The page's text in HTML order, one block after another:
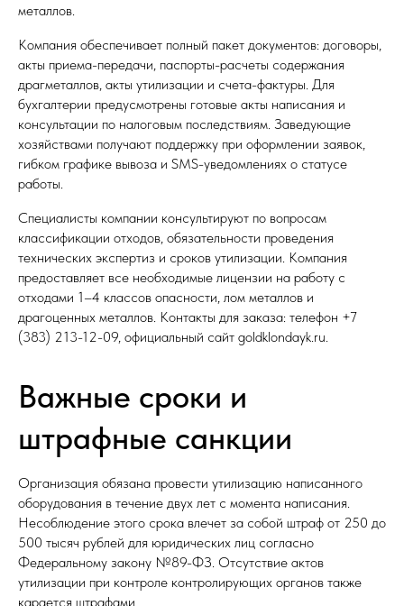
металлов.​
Компания обеспечивает полный пакет документов: договоры,
акты приема-передачи, паспорты-расчеты содержания
драгметаллов, акты утилизации и счета-фактуры. Для
бухгалтерии предусмотрены готовые акты написания и
консультации по налоговым последствиям. Заведующие
хозяйствами получают поддержку при оформлении заявок,
гибком графике вывоза и SMS-уведомлениях о статусе
работы.​
Специалисты компании консультируют по вопросам
классификации отходов, обязательности проведения
технических экспертиз и сроков утилизации. Компания
предоставляет все необходимые лицензии на работу с
отходами 1–4 классов опасности, лом металлов и
драгоценных металлов. Контакты для заказа: телефон +7
(383) 213-12-09, официальный сайт goldklondayk.ru.​
Важные сроки и
штрафные санкции
Организация обязана провести утилизацию написанного
оборудования в течение двух лет с момента написания.
Несоблюдение этого срока влечет за собой штраф от 250 до
500 тысяч рублей для юридических лиц согласно
Федеральному закону №89-ФЗ. Отсутствие актов
утилизации при контроле контролирующих органов также
карается штрафами.​